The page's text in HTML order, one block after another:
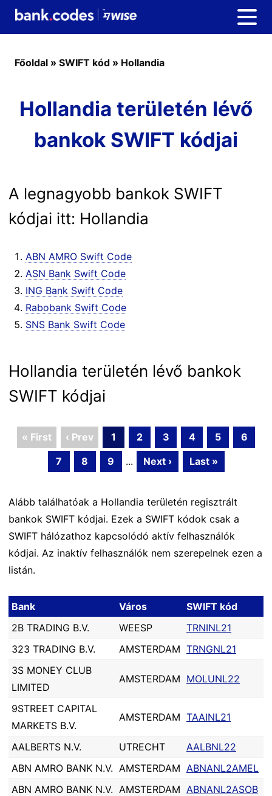
Főoldal » SWIFT kód » Hollandia
Hollandia területén lévő
bankok SWIFT kódjai
A legnagyobb bankok SWIFT
kódjai itt: Hollandia
ABN AMRO Swift Code
ASN Bank Swift Code
ING Bank Swift Code
Rabobank Swift Code
SNS Bank Swift Code
Hollandia területén lévő bankok
SWIFT kódjai
« First ‹ Prev 1 2 3 4 5
6
7
8 9 ... Next › Last »
Alább találhatóak a Hollandia területén regisztrált
bankok SWIFT kódjai. Ezek a SWIFT kódok csak a
SWIFT hálózathoz kapcsolódó aktív felhasználók
kódjai. Az inaktív felhasználók nem szerepelnek ezen a
listán.
Bank Város
SWIFT kód
2B TRADING B.V.
WEESP
TRNINL21
323 TRADING B.V.
AMSTERDAM TRNGNL21
3S MONEY CLUB
LIMITED
AMSTERDAM MOLUNL22
9STREET CAPITAL
MARKETS B.V.
AMSTERDAM TAAINL21
AALBERTS N.V. UTRECHT
AALBNL22
ABN AMRO BANK N.V. AMSTERDAM ABNANL2AMEL
ABN AMRO BANK N.V. AMSTERDAM ABNANL2ASOB